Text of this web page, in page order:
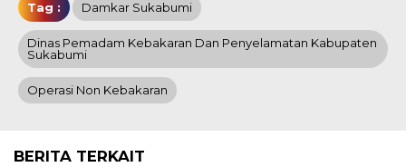
Tag : Damkar Sukabumi
Dinas Pemadam Kebakaran Dan Penyelamatan Kabupaten
Sukabumi
Operasi Non Kebakaran
BERITA TERKAIT